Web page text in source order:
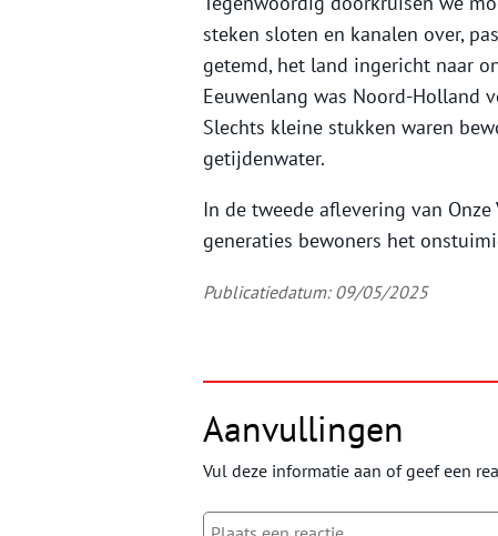
steken sloten en kanalen over,
getemd, het land ingericht naar
Eeuwenlang was Noord-Holland
Slechts kleine stukken waren
getijdenwater.
In de tweede aflevering van
generaties bewoners het
Publicatiedatum: 09/05/2025
Aanvullingen
Vul deze informatie aan of geef een